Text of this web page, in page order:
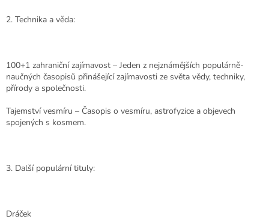
2. Technika a věda:
100+1 zahraniční zajímavost – Jeden z nejznámějších populárně-
naučných časopisů přinášející zajímavosti ze světa vědy, techniky,
přírody a společnosti.
Tajemství vesmíru – Časopis o vesmíru, astrofyzice a objevech
spojených s kosmem.
3. Další populární tituly:
Dráček